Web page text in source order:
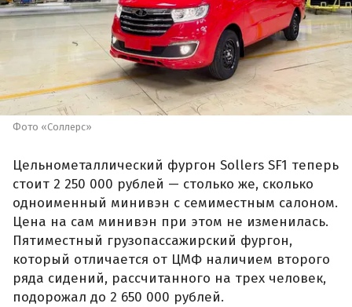
Фото «Соллерс»
Цельнометаллический фургон Sollers SF1 теперь
стоит 2 250 000 рублей — столько же, сколько
одноименный минивэн с семиместным салоном.
Цена на сам минивэн при этом не изменилась.
Пятиместный грузопассажирский фургон,
который отличается от ЦМФ наличием второго
ряда сидений, рассчитанного на трех человек,
подорожал до 2 650 000 рублей.